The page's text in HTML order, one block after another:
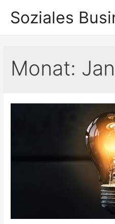
InhaltSoziales
Monat: